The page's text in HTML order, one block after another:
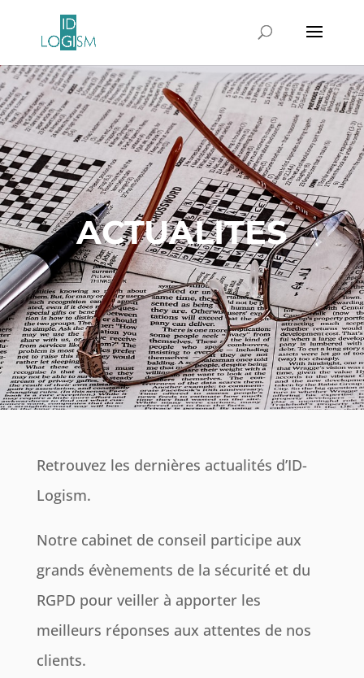
ACTUALITES
Retrouvez les dernières actualités d’ID-
Logism.
Notre cabinet de conseil participe aux
grands évènements de la sécurité et du
RGPD pour veiller à apporter les
meilleurs réponses aux attentes de nos
clients.